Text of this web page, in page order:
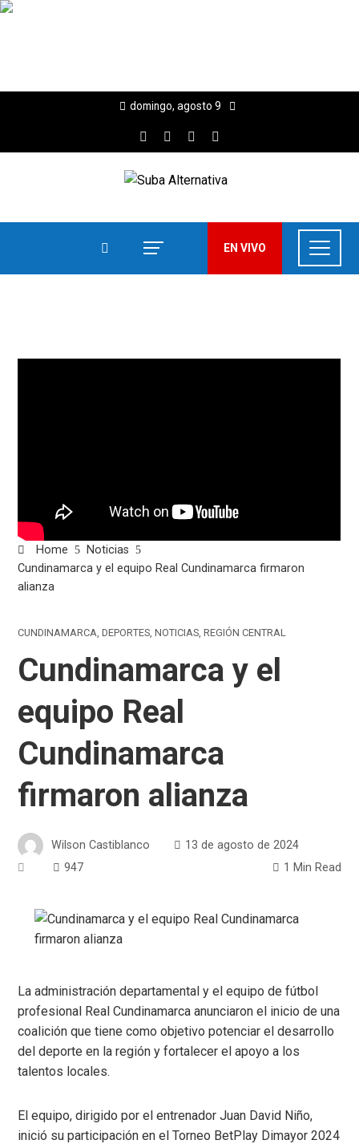
domingo, agosto 9
EN VIVO
Home
Noticias
Cundinamarca y el equipo Real Cundinamarca firmaron
alianza
CUNDINAMARCA ,DEPORTES ,NOTICIAS ,REGIÓN CENTRAL
Cundinamarca y el
equipo Real
Cundinamarca
firmaron alianza
Wilson Castiblanco
13 de agosto de 2024
947
1 Min Read
La administración departamental y el equipo de fútbol
profesional Real Cundinamarca anunciaron el inicio de una
coalición que tiene como objetivo potenciar el desarrollo
del deporte en la región y fortalecer el apoyo a los
talentos locales.
El equipo, dirigido por el entrenador Juan David Niño,
inició su participación en el Torneo BetPlay Dimayor 2024